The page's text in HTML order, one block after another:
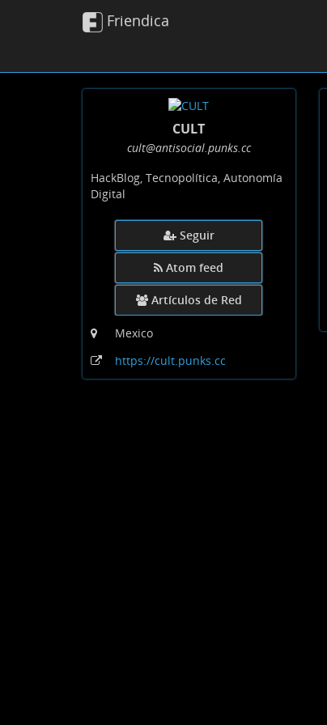
Friendica
CULT
cult@antisocial.punks.cc
HackBlog, Tecnopolítica, Autonomía
Digital
Seguir
Atom feed
Artículos de Red
Mexico
https://cult.punks.cc